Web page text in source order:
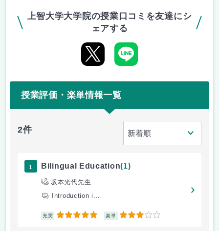
上智大学大学院の授業口コミを友達にシ
ェアする
授業評価・楽単情報一覧
2件
1 Bilingual Education(1)
坂本光代先生
Introduction i...
充実 5 楽単 3